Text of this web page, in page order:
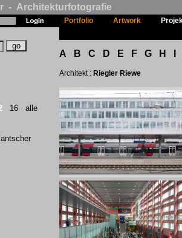
- Architekturfotografie
16
alle
Portfolio Artwork
A B C D E F G H
Architekt : Riegler Riewe